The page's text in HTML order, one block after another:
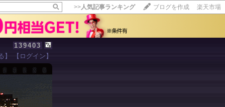
>>人気記事ランキング ブログを作成 楽天市場
139403
】 【ログイン】